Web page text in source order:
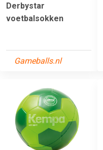
Derbystar
voetbalsokken
Gameballs.nl